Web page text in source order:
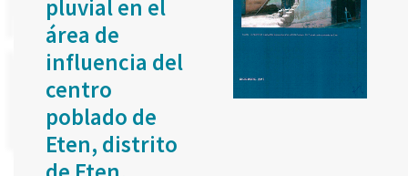
pluvial en el
área de
influencia del
centro
poblado de
Eten, distrito